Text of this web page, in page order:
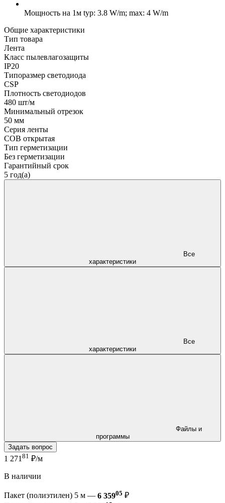
Мощность на 1м typ: 3.8 W/m; max: 4 W/m
Общие характеристики
Тип товара
Лента
Класс пылевлагозащиты
IP20
Типоразмер светодиода
CSP
Плотность светодиодов
480 шт/м
Минимальный отрезок
50 мм
Серия ленты
COB открытая
Тип герметизации
Без герметизации
Гарантийный срок
5 год(а)
характеристики
характеристики
программы
Задать вопрос
1 271 81 ₽/м
В наличии
Пакет (полиэтилен) 5 м — 6 35905 ₽